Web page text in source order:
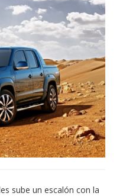
sube un escalón con la